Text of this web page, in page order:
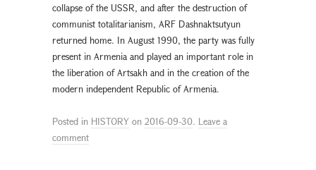
collapse of the USSR, and after the destruction of
communist totalitarianism, ARF Dashnaktsutyun
returned home. In August 1990, the party was fully
present in Armenia and played an important role in
the liberation of Artsakh and in the creation of the
modern independent Republic of Armenia.
Posted in HISTORY on 2016-09-30. Leave a
comment